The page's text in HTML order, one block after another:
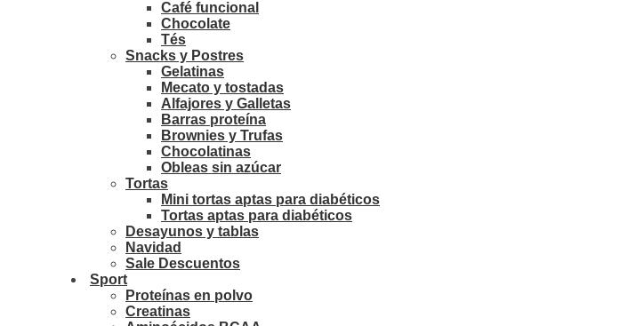
Café funcional
Chocolate
Tés
Snacks y Postres
Gelatinas
Mecato y tostadas
Alfajores y Galletas
Barras proteína
Brownies y Trufas
Chocolatinas
Obleas sin azúcar
Tortas
Mini tortas aptas para diabéticos
Tortas aptas para diabéticos
Desayunos y tablas
Navidad
Sale Descuentos
Sport
Proteínas en polvo
Creatinas